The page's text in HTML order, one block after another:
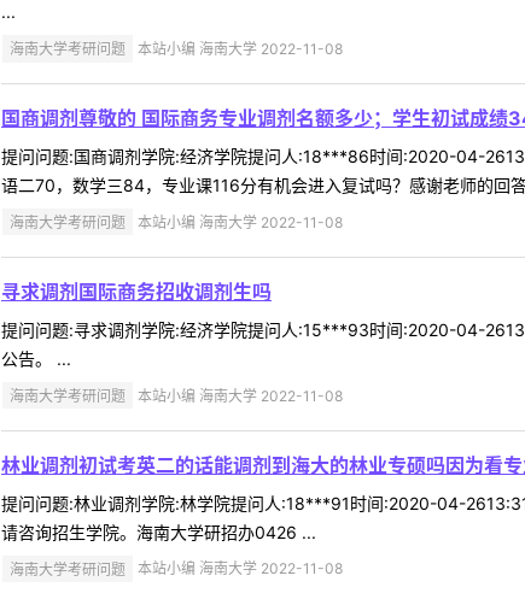
...
海南大学考研问题 本站小编 海南大学 2022-11-08
国商调剂尊敬的 国际商务专业调剂名额多少；学生初试成绩
提问问题:国商调剂学院:经济学院提问人:18***86时间:2020-04-
语二70，数学三84，专业课116分有机会进入复试吗？感谢老师的回
海南大学考研问题 本站小编 海南大学 2022-11-08
寻求调剂国际商务招收调剂生吗
提问问题:寻求调剂学院:经济学院提问人:15***93时间:2020-04-
公告。 ...
海南大学考研问题 本站小编 海南大学 2022-11-08
林业调剂初试考英二的话能调剂到海大的林业专硕吗因为看
提问问题:林业调剂学院:林学院提问人:18***91时间:2020-04-
请咨询招生学院。海南大学研招办0426 ...
海南大学考研问题 本站小编 海南大学 2022-11-08